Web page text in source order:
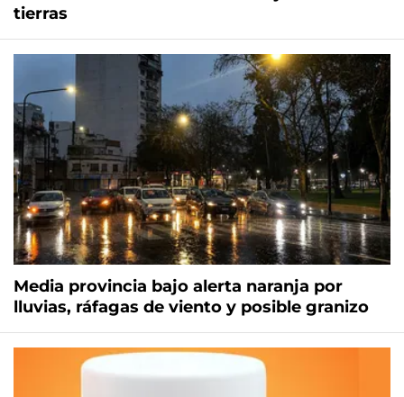
tierras
Media provincia bajo alerta naranja por
lluvias, ráfagas de viento y posible granizo